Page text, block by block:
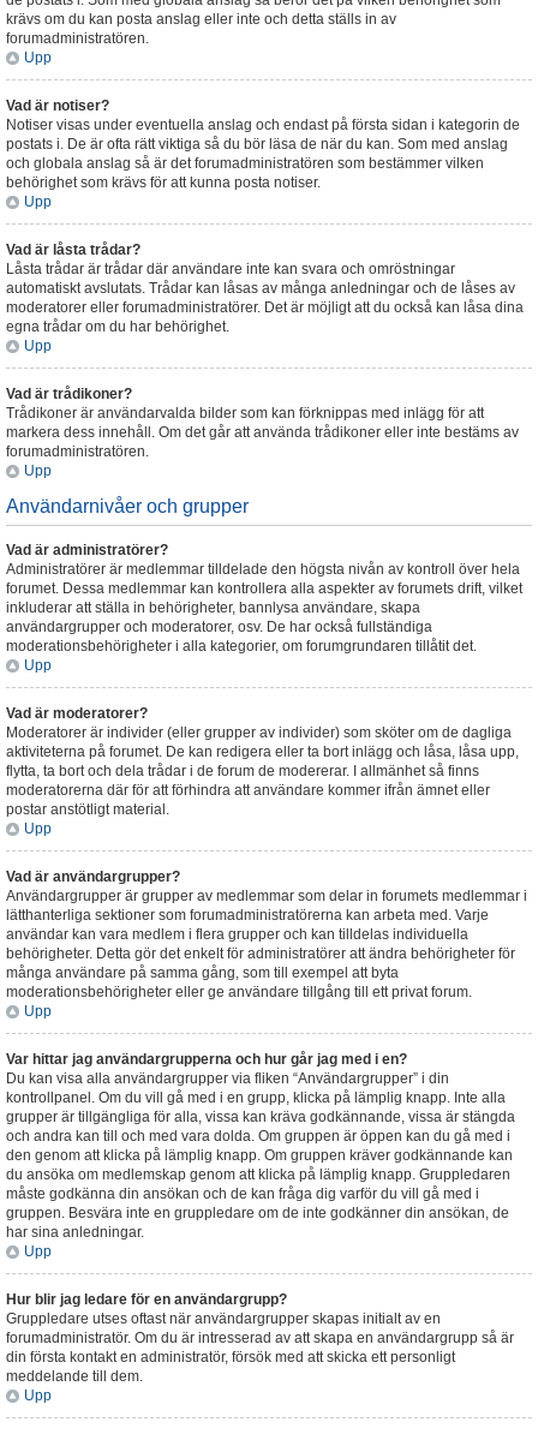
krävs om du kan posta anslag eller inte och detta ställs in av
forumadministratören.
Upp
Vad är notiser?
Notiser visas under eventuella anslag och endast på första sidan i kategorin de
postats i. De är ofta rätt viktiga så du bör läsa de när du kan. Som med anslag
och globala anslag så är det forumadministratören som bestämmer vilken
behörighet som krävs för att kunna posta notiser.
Upp
Vad är låsta trådar?
Låsta trådar är trådar där användare inte kan svara och omröstningar
automatiskt avslutats. Trådar kan låsas av många anledningar och de låses av
moderatorer eller forumadministratörer. Det är möjligt att du också kan låsa dina
egna trådar om du har behörighet.
Upp
Vad är trådikoner?
Trådikoner är användarvalda bilder som kan förknippas med inlägg för att
markera dess innehåll. Om det går att använda trådikoner eller inte bestäms av
forumadministratören.
Upp
Användarnivåer och grupper
Vad är administratörer?
Administratörer är medlemmar tilldelade den högsta nivån av kontroll över hela
forumet. Dessa medlemmar kan kontrollera alla aspekter av forumets drift, vilket
inkluderar att ställa in behörigheter, bannlysa användare, skapa
användargrupper och moderatorer, osv. De har också fullständiga
moderationsbehörigheter i alla kategorier, om forumgrundaren tillåtit det.
Upp
Vad är moderatorer?
Moderatorer är individer (eller grupper av individer) som sköter om de dagliga
aktiviteterna på forumet. De kan redigera eller ta bort inlägg och låsa, låsa upp,
flytta, ta bort och dela trådar i de forum de modererar. I allmänhet så finns
moderatorerna där för att förhindra att användare kommer ifrån ämnet eller
postar anstötligt material.
Upp
Vad är användargrupper?
Användargrupper är grupper av medlemmar som delar in forumets medlemmar i
lätthanterliga sektioner som forumadministratörerna kan arbeta med. Varje
användar kan vara medlem i flera grupper och kan tilldelas individuella
behörigheter. Detta gör det enkelt för administratörer att ändra behörigheter för
många användare på samma gång, som till exempel att byta
moderationsbehörigheter eller ge användare tillgång till ett privat forum.
Upp
Var hittar jag användargrupperna och hur går jag med i en?
Du kan visa alla användargrupper via fliken “Användargrupper” i din
kontrollpanel. Om du vill gå med i en grupp, klicka på lämplig knapp. Inte alla
grupper är tillgängliga för alla, vissa kan kräva godkännande, vissa är stängda
och andra kan till och med vara dolda. Om gruppen är öppen kan du gå med i
den genom att klicka på lämplig knapp. Om gruppen kräver godkännande kan
du ansöka om medlemskap genom att klicka på lämplig knapp. Gruppledaren
måste godkänna din ansökan och de kan fråga dig varför du vill gå med i
gruppen. Besvära inte en gruppledare om de inte godkänner din ansökan, de
har sina anledningar.
Upp
Hur blir jag ledare för en användargrupp?
Gruppledare utses oftast när användargrupper skapas initialt av en
forumadministratör. Om du är intresserad av att skapa en användargrupp så är
din första kontakt en administratör, försök med att skicka ett personligt
meddelande till dem.
Upp